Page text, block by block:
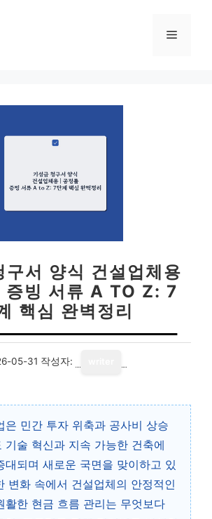
메
구서 양식 건설업체용
증빙 서류 A TO Z: 7
핵심 완벽정리
05-31 작성자:
은 민간 투자 위축과 공사비 상승
기술 혁신과 지속 가능한 건축에
대되며 새로운 국면을 맞이하고 있
변화 속에서 건설업체의 안정적인
활한 현금 흐름 관리는 무엇보다